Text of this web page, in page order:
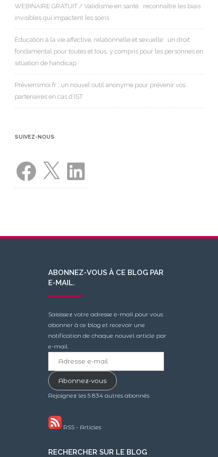
WEBINAIRE GRATUIT / Validisme en santé : reconnaître les biais
invisibles qui impactent les soins
Éducation à la vie affective, relationnelle et sexuelle : un droit
fondamental pour toutes et tous, y compris pour les personnes en
situation de handicap
Préviensmoi.fr : un nouvel outil anonyme pour prévenir vos
partenaires en cas d’IST
SUIVEZ-NOUS
Facebook LinkedIn
ABONNEZ-VOUS À CE BLOG PAR
E-MAIL.
Saisissez votre adresse e-mail pour vous
abonner à ce blog et recevoir une
notification de chaque nouvel article par
e-mail.
mailAbonnez-vous
Rejoignez les 5 834 autres abonnés
RSS - Articles
RECHERCHER SUR LE BLOG